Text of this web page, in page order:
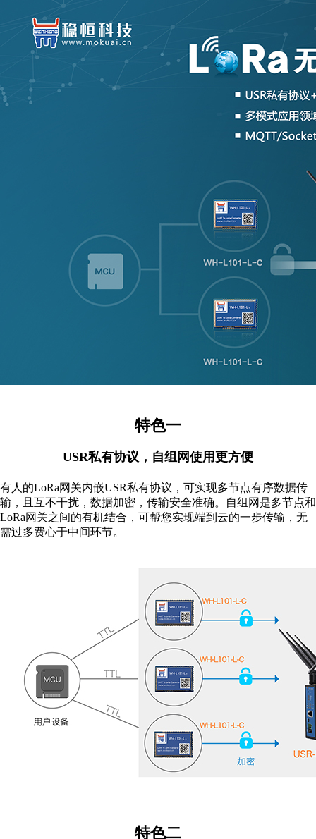
特色一
USR私有协议，自组网使用更方便
有人的LoRa网关内嵌USR私有协议，可实现多节点有序数据传
输，且互不干扰，数据加密，传输安全准确。自组网是多节点和
LoRa网关之间的有机结合，可帮您实现端到云的一步传输，无
需过多费心于中间环节。
特色二